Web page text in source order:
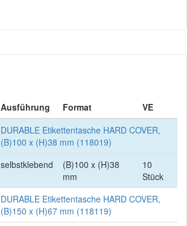
Ausführung Format
VE
DURABLE Etikettentasche HARD COVER,
(B)100 x (H)38 mm (118019)
selbstklebend
(B)100 x (H)38
mm
10
Stück
DURABLE Etikettentasche HARD COVER,
(B)150 x (H)67 mm (118119)